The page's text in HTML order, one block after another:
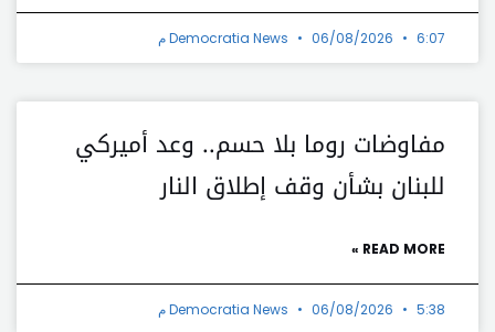
Democratia News 06/08/2026 6:07 م
مفاوضات روما بلا حسم.. وعد أميركي
للبنان بشأن وقف إطلاق النار
READ MORE »
Democratia News 06/08/2026 5:38 م